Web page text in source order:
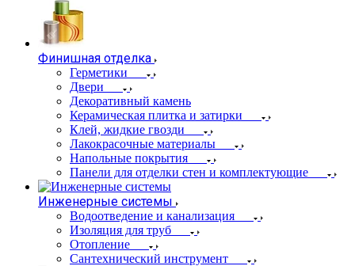
Финишная отделка
Герметики
Двери
Декоративный камень
Керамическая плитка и затирки
Клей, жидкие гвозди
Лакокрасочные материалы
Напольные покрытия
Панели для отделки стен и комплектующие
Инженерные системы
Водоотведение и канализация
Изоляция для труб
Отопление
Сантехнический инструмент